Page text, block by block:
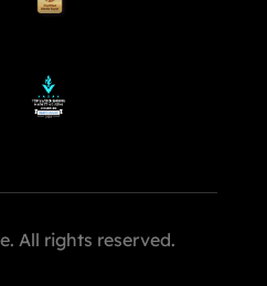
All rights reserved.